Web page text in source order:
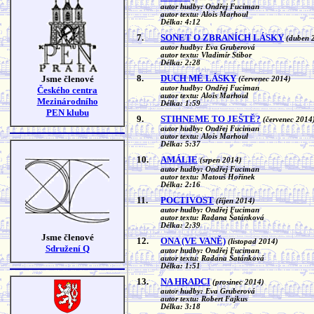
Jsme členové
Českého centra
Mezinárodního
PEN klubu
Jsme členové
Sdružení Q
autor hudby: Ondřej Fuciman
autor textu: Alois Marhoul
Délka: 4:12
7. SONET O ZBRANÍCH LÁSKY (duben
autor hudby: Eva Gruberová
autor textu: Vladimír Stibor
Délka: 2:28
8. DUCH MÉ LÁSKY (červenec 2014)
autor hudby: Ondřej Fuciman
autor textu: Alois Marhoul
Délka: 1:59
9. STIHNEME TO JEŠTĚ? (červenec
autor hudby: Ondřej Fuciman
autor textu: Alois Marhoul
Délka: 5:37
10. AMÁLIE (srpen 2014)
autor hudby: Ondřej Fuciman
autor textu: Matouš Hořínek
Délka: 2:16
11. POCTIVOST (říjen 2014)
autor hudby: Ondřej Fuciman
autor textu: Radana Šatánková
Délka: 2:39
12. ONA (VE VANĚ) (listopad 2014)
autor hudby: Ondřej Fuciman
autor textu: Radana Šatánková
Délka: 1:51
13. NA HRADCI (prosinec 2014)
autor hudby: Eva Gruberová
autor textu: Robert Fajkus
Délka: 3:18